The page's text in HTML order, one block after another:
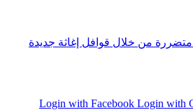
Login with Facebook Login with